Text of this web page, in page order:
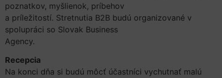
poznatkov, myšlienok, príbehov
a príležitostí. Stretnutia B2B budú organizované v
spolupráci so Slovak Business
Agency.
Recepcia
Na konci dňa si budú môcť účastníci vychutnať malú